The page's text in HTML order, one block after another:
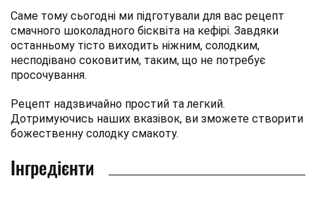
Саме тому сьогодні ми підготували для вас рецепт
смачного шоколадного бісквіта на кефірі. Завдяки
останньому тісто виходить ніжним, солодким,
несподівано соковитим, таким, що не потребує
просочування.
Рецепт надзвичайно простий та легкий.
Дотримуючись наших вказівок, ви зможете створити
божественну солодку смакоту.
Інгредієнти